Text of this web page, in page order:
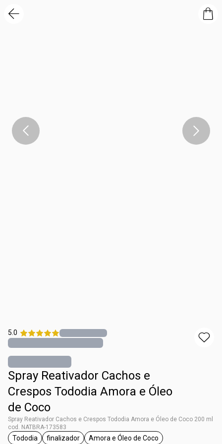
5.0
Spray Reativador Cachos e
Crespos Tododia Amora e Óleo
de Coco
Spray Reativador Cachos e Crespos Tododia Amora e Óleo de Coco 200 ml
cod. NATBRA-173583
etiqueta Tododia
Tododia
etiqueta finalizador
finalizador
etiqueta Amora e Óleo de Coco
Amora e Óleo de Coco